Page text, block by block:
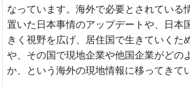
なっています。海外で必要とされている
置いた日本事情のアップデートや、日本
きく視野を広げ、居住国で生きていくた
や、その国で現地企業や他国企業がどの
か、という海外の現地情報に移ってきて